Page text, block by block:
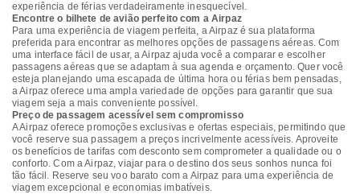
experiência de férias verdadeiramente inesquecível.
Encontre o bilhete de avião perfeito com a Airpaz
Para uma experiência de viagem perfeita, a Airpaz é sua plataforma
preferida para encontrar as melhores opções de passagens aéreas. Com
uma interface fácil de usar, a Airpaz ajuda você a comparar e escolher
passagens aéreas que se adaptam à sua agenda e orçamento. Quer você
esteja planejando uma escapada de última hora ou férias bem pensadas,
a Airpaz oferece uma ampla variedade de opções para garantir que sua
viagem seja a mais conveniente possível.
Preço de passagem acessível sem compromisso
A Airpaz oferece promoções exclusivas e ofertas especiais, permitindo que
você reserve sua passagem a preços incrivelmente acessíveis. Aproveite
os benefícios de tarifas com desconto sem comprometer a qualidade ou o
conforto. Com a Airpaz, viajar para o destino dos seus sonhos nunca foi
tão fácil. Reserve seu voo barato com a Airpaz para uma experiência de
viagem excepcional e economias imbatíveis.